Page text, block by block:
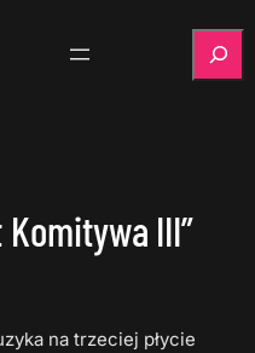
III”
na trzeciej płycie